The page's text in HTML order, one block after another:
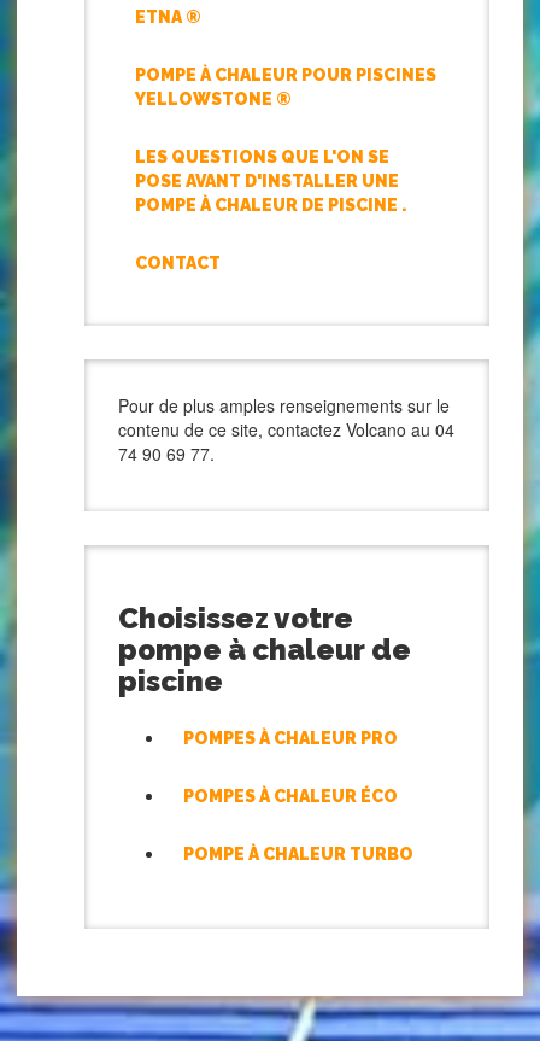
ETNA ®
POMPE À CHALEUR POUR PISCINES
YELLOWSTONE ®
LES QUESTIONS QUE L'ON SE
POSE AVANT D'INSTALLER UNE
POMPE À CHALEUR DE PISCINE .
CONTACT
Pour de plus amples renseignements sur le
contenu de ce site, contactez Volcano au 04
74 90 69 77.
Choisissez votre
pompe à chaleur de
piscine
POMPES À CHALEUR PRO
POMPES À CHALEUR ÉCO
POMPE À CHALEUR TURBO